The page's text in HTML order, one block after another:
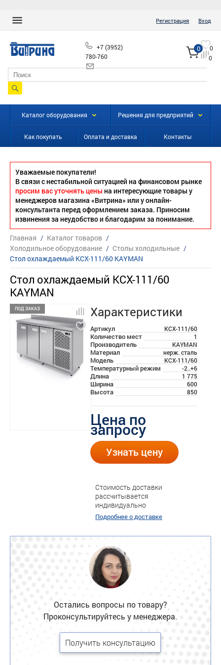
Регистрация Вход
+7 (3952)
780-760
0
0
0
Каталог оборудования Решения для предприятий
Как покупать Оплата и доставка Контакты
Уважаемые покупатели!
В связи с нестабильной ситуацией на финансовом рынке
просим вас уточнять цены на интересующие товары у
менеджеров магазина «Витрина» или у онлайн-
консультанта перед оформлением заказа. Приносим
извинения за неудобство и благодарим за понимание.
Главная / Каталог товаров /
Холодильное оборудование / Столы холодильные /
Стол охлаждаемый KСХ-111/60 KAYMAN
Стол охлаждаемый KСХ-111/60
KAYMAN
Характеристики
Артикул KСХ-111/60
Количество мест 1
Производитель KAYMAN
Материал нерж. сталь
Модель KСХ-111/60
Температурный режим -2..+6
Длина 1 775
Ширина 600
Высота 850
ПОД ЗАКАЗ
Цена по
запросу
Узнать цену
Стоимость доставки
рассчитывается
индивидуально
Подробнее о доставке
Остались вопросы по товару?
Проконсультируйтесь у менеджера.
Получить консультацию